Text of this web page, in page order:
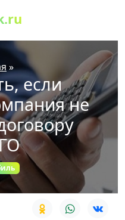
»
если
не